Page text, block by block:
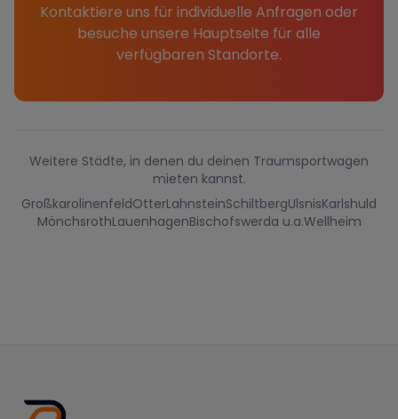
Kontaktiere uns für individuelle Anfragen oder
besuche unsere Hauptseite für alle
verfügbaren Standorte.
Weitere Städte, in denen du deinen Traumsportwagen
mieten kannst.
GroßkarolinenfeldOtterLahnsteinSchiltbergUlsnisKarlshuld
MönchsrothLauenhagenBischofswerda u.a.Wellheim